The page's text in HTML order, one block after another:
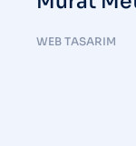
WEB TASARIM